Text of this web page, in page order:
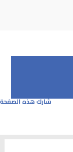
شارك هذه الصفحة